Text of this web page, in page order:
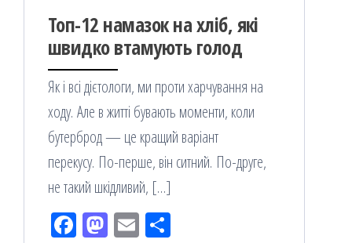
Топ-12 намазок на хліб, які
швидко втамують голод
Як і всі дієтологи, ми проти харчування на
ходу. Але в житті бувають моменти, коли
бутерброд — це кращий варіант
перекусу. По-перше, він ситний. По-друге,
не такий шкідливий, […]
Fac M Em